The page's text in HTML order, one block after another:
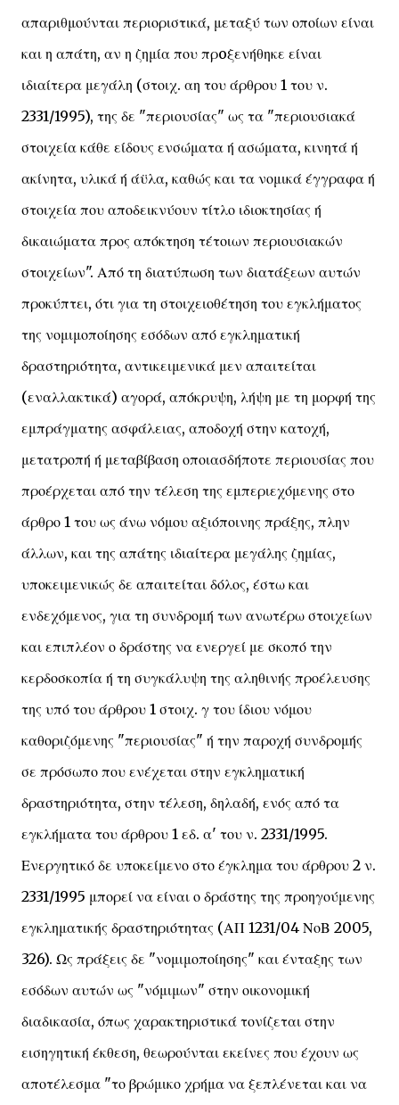
απαριθμούνται περιοριστικά, μεταξύ των οποίων είναι
και η απάτη, αν η ζημία που πρoξενήθηκε είναι
ιδιαίτερα μεγάλη (στοιχ. αη του άρθρου 1 του ν.
2331/1995), της δε "περιουσίας" ως τα "περιουσιακά
στοιχεία κάθε είδους ενσώματα ή ασώματα, κινητά ή
ακίνητα, υλικά ή άϋλα, καθώς και τα νομικά έγγραφα ή
στοιχεία που αποδεικνύουν τίτλο ιδιοκτησίας ή
δικαιώματα προς απόκτηση τέτοιων περιουσιακών
στοιχείων". Από τη διατύπωση των διατάξεων αυτών
προκύπτει, ότι για τη στοιχειοθέτηση του εγκλήματος
της νομιμοποίησης εσόδων από εγκληματική
δραστηριότητα, αντικειμενικά μεν απαιτείται
(εναλλακτικά) αγορά, απόκρυψη, λήψη με τη μορφή της
εμπράγματης ασφάλειας, αποδοχή στην κατοχή,
μετατροπή ή μεταβίβαση οποιασδήποτε περιουσίας που
προέρχεται από την τέλεση της εμπεριεχόμενης στο
άρθρο 1 του ως άνω νόμου αξιόποινης πράξης, πλην
άλλων, και της απάτης ιδιαίτερα μεγάλης ζημίας,
υποκειμενικώς δε απαιτείται δόλος, έστω και
ενδεχόμενος, για τη συνδρομή των ανωτέρω στοιχείων
και επιπλέον ο δράστης να ενεργεί με σκοπό την
κερδοσκοπία ή τη συγκάλυψη της αληθινής προέλευσης
της υπό του άρθρου 1 στοιχ. γ του ίδιου νόμου
καθοριζόμενης "περιουσίας" ή την παροχή συνδρομής
σε πρόσωπο που ενέχεται στην εγκληματική
δραστηριότητα, στην τέλεση, δηλαδή, ενός από τα
εγκλήματα του άρθρου 1 εδ. α' του ν. 2331/1995.
Ενεργητικό δε υποκείμενο στο έγκλημα του άρθρου 2 ν.
2331/1995 μπορεί να είναι ο δράστης της προηγούμενης
εγκληματικής δραστηριότητας (ΑΠ 1231/04 ΝοΒ 2005,
326). Ως πράξεις δε "νομιμοποίησης" και ένταξης των
εσόδων αυτών ως "νόμιμων" στην οικονομική
διαδικασία, όπως χαρακτηριστικά τονίζεται στην
εισηγητική έκθεση, θεωρούνται εκείνες που έχουν ως
αποτέλεσμα "το βρώμικο χρήμα να ξεπλένεται και να